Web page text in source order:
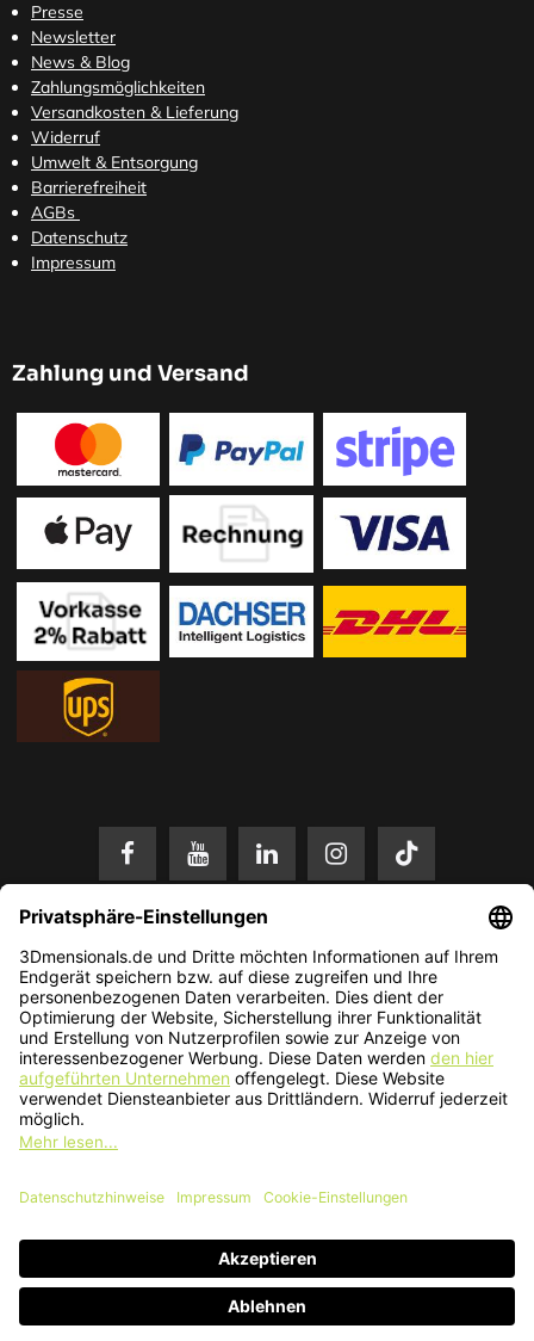
Presse
Newsletter
News & Blog
Zahlungsmöglichkeiten
Versandkosten & Lieferung
Widerruf
Umwelt & Entsorgung
Barrierefreiheit
AGBs
Datenschutz
Impressum
Zahlung und Versand
* Alle Preise in EUR inkl. gesetzl. Mehrwertsteuer zzgl. Versandkosten.
Änderungen und Irrtümer vorbehalten. Nur solange der Vorrat reicht.
© 2026 3Dmensionals / PONTIALIS GmbH & Co. KG - All Rights Reserved.​
Kundenbewertung